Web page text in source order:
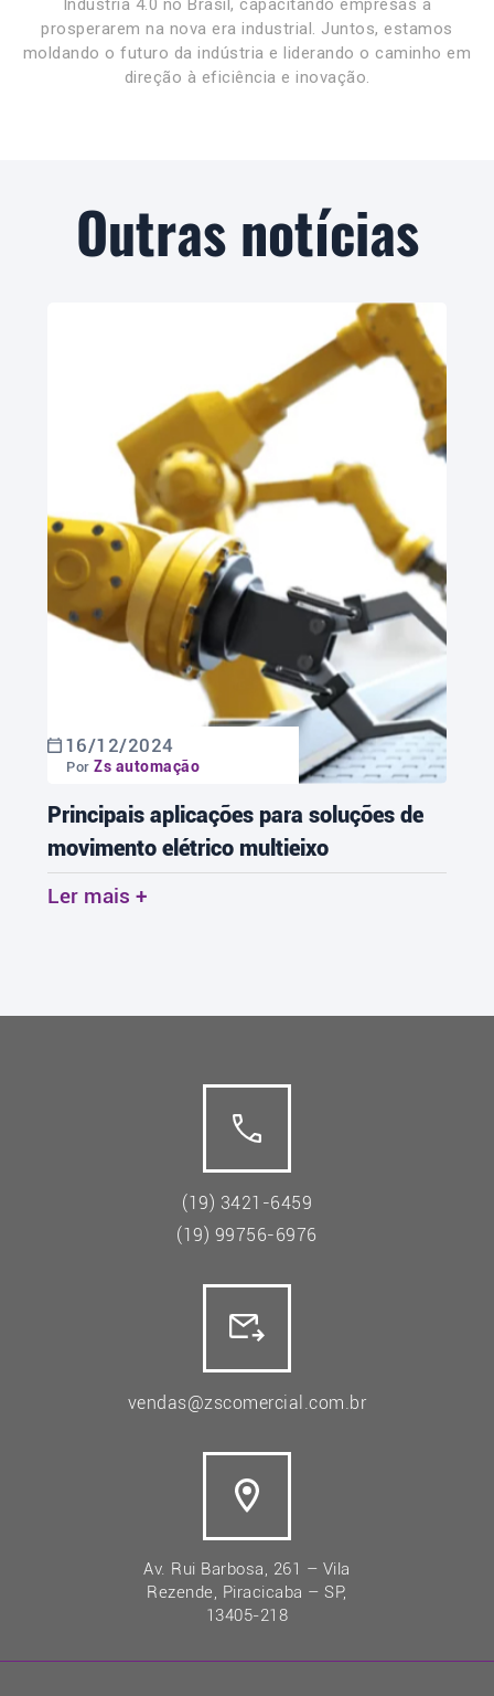
Indústria 4.0 no Brasil, capacitando empresas a
prosperarem na nova era industrial. Juntos, estamos
moldando o futuro da indústria e liderando o caminho em
direção à eficiência e inovação.
Outras notícias
16/12/2024
Por Zs automação
Principais aplicações para soluções de
movimento elétrico multieixo
Ler mais +
(19) 3421-6459
(19) 99756-6976
vendas@zscomercial.com.br
Av. Rui Barbosa, 261 – Vila
Rezende, Piracicaba – SP,
13405-218